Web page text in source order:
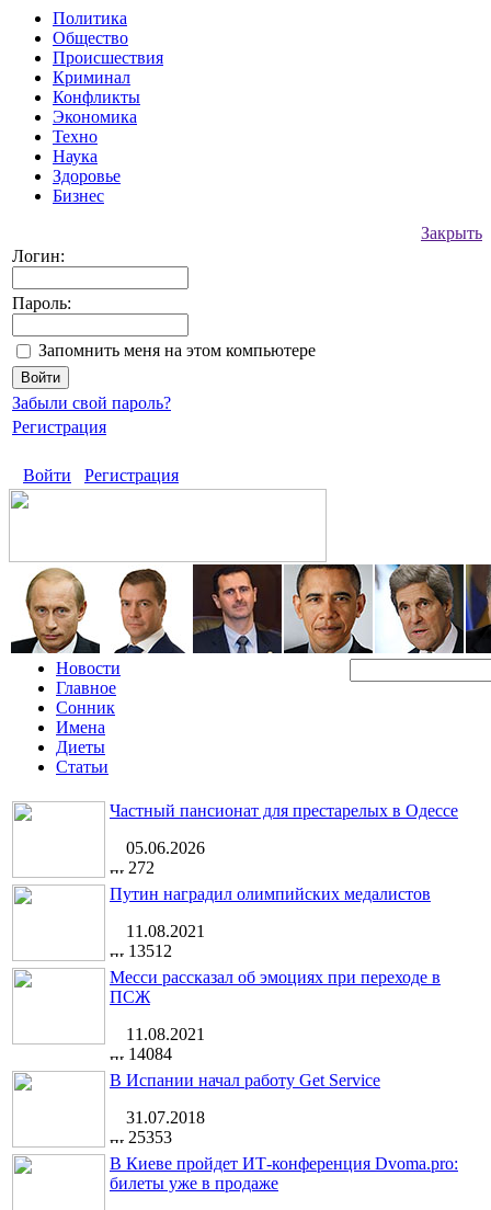
Политика
Общество
Происшествия
Криминал
Конфликты
Экономика
Техно
Наука
Здоровье
Бизнес
Закрыть
Логин:
Пароль:
Запомнить меня на этом компьютере
Забыли свой пароль?
Регистрация
Войти Регистрация
Новости
Главное
Сонник
Имена
Диеты
Статьи
Частный пансионат для престарелых в Одессе
05.06.2026
272
Путин наградил олимпийских медалистов
11.08.2021
13512
Месси рассказал об эмоциях при переходе в
ПСЖ
11.08.2021
14084
В Испании начал работу Get Service
31.07.2018
25353
В Киеве пройдет ИТ-конференция Dvoma.pro:
билеты уже в продаже